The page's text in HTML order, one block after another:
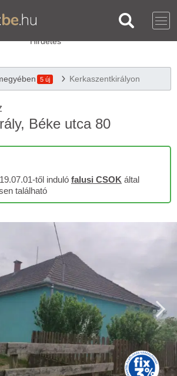
5 új Kerkaszentkirályon
Béke utca 80
től induló falusi CSOK által
található